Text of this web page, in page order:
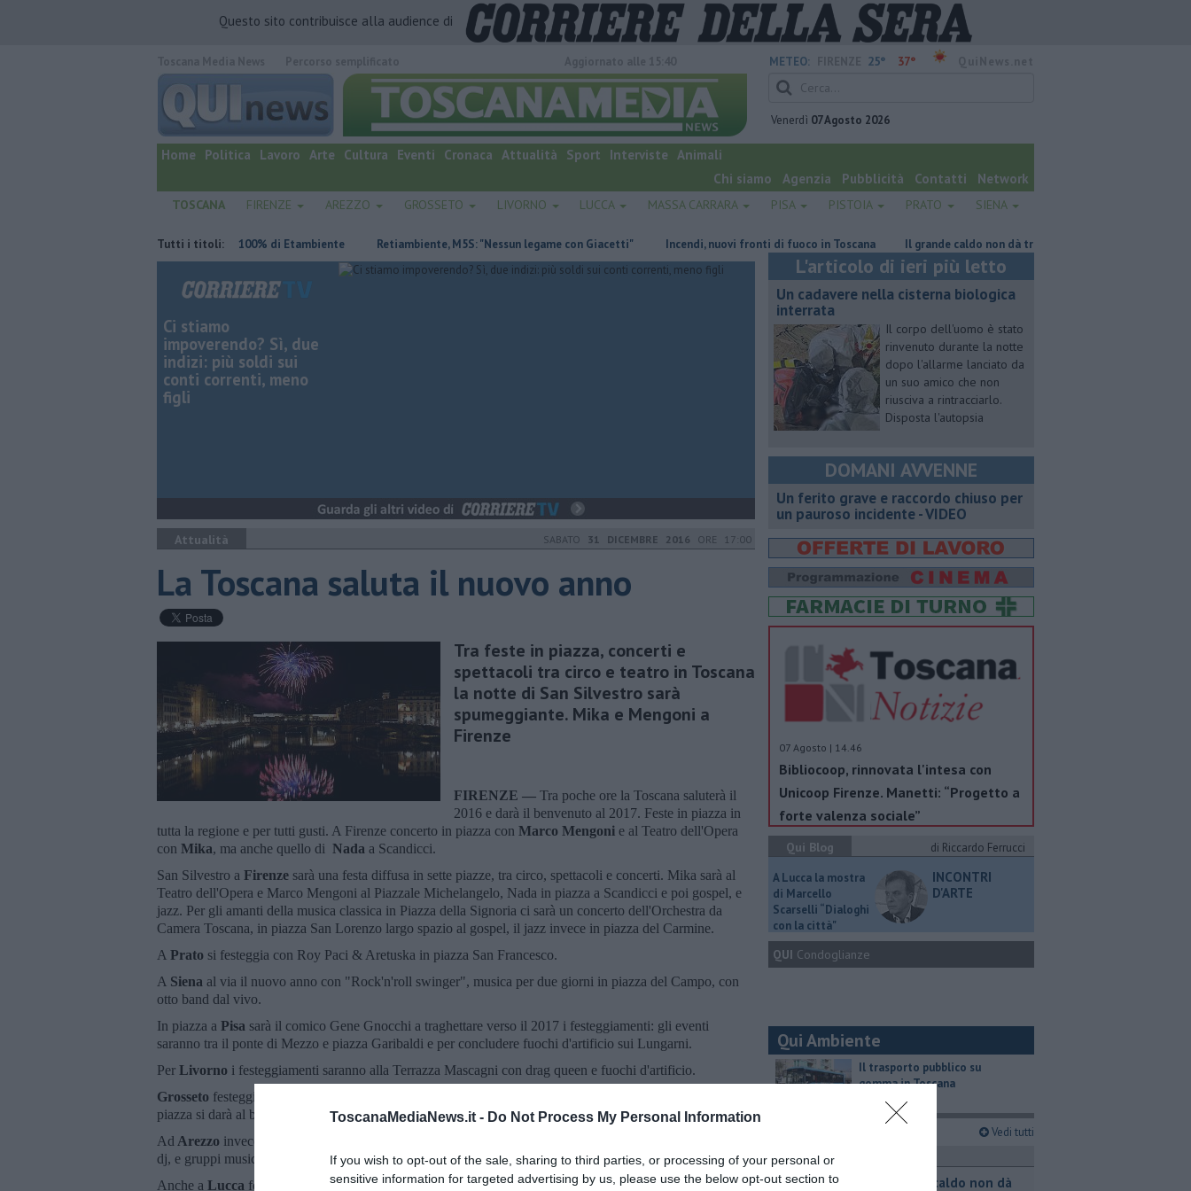
ToscanaMediaNews.it - Do Not Process My Personal Information
If you wish to opt-out of the sale, sharing to third parties, or processing of your personal or
sensitive information for targeted advertising by us, please use the below opt-out section to
Questo sito contribuisce alla audience di
quotidiano online.
METEO: 25° 37°
Venerdì 07 Agosto 2026
Home Politica Lavoro Arte Cultura Eventi Cronaca Attualità Sport Interviste Animali
Chi siamo
Agenzia Pubblicità Contatti Network
TOSCANA FIRENZE AREZZO GROSSETO LIVORNO LUCCA MASSA CARRARA PISA PISTOIA PRATO SIENA
Tutti i titoli:
Iren sale al 100% di Etambiente Retiambiente, M5S: "Nessun legame con Giacetti" Incendi, nuovi fronti di fuoco in Toscana Il grande caldo non dà tregua, fine settimana rovente
Ci stiamo
impoverendo? Sì, due
indizi: più soldi sui
conti correnti, meno
figli
Attualità SABATO 31 DICEMBRE 2016 ORE 17:00
La Toscana saluta il nuovo anno
Tra feste in piazza, concerti e
spettacoli tra circo e teatro in Toscana
la notte di San Silvestro sarà
spumeggiante. Mika e Mengoni a
Firenze
FIRENZE — Tra poche ore la Toscana saluterà il
2016 e darà il benvenuto al 2017. Feste in piazza in
tutta la regione e per tutti gusti. A Firenze concerto in piazza con Marco Mengoni e al Teatro dell'Opera
con Mika, ma anche quello di Nada a Scandicci.
San Silvestro a Firenze sarà una festa diffusa in sette piazze, tra circo, spettacoli e concerti. Mika sarà al
Teatro dell'Opera e Marco Mengoni al Piazzale Michelangelo, Nada in piazza a Scandicci e poi gospel, e
jazz. Per gli amanti della musica classica in Piazza della Signoria ci sarà un concerto dell'Orchestra da
Camera Toscana, in piazza San Lorenzo largo spazio al gospel, il jazz invece in piazza del Carmine.
A Prato si festeggia con Roy Paci & Aretuska in piazza San Francesco.
A Siena al via il nuovo anno con "Rock'n'roll swinger", musica per due giorni in piazza del Campo, con
otto band dal vivo.
In piazza a Pisa sarà il comico Gene Gnocchi a traghettare verso il 2017 i festeggiamenti: gli eventi
saranno tra il ponte di Mezzo e piazza Garibaldi e per concludere fuochi d'artificio sui Lungarni.
Per Livorno i festeggiamenti saranno alla Terrazza Mascagni con drag queen e fuochi d'artificio.
Grosseto festeggia in piazza Dante con il comico Dario Ballantini direttamente da Striscia la notizia, poi la
piazza si darà al ballo con la Movida Band e Contemax.
Ad Arezzo invece concerto al Prato con Boosta dei Subsonica, ma anche con tanti altri gruppi elettronici,
dj, e gruppi musicali.
Anche a Lucca festa in piazza con dj Riccardo Cioni e l'orchestra Forever Seventy in piazza San Martino,
L'articolo di ieri più letto
Un cadavere nella cisterna biologica
interrata
Il corpo dell'uomo è stato
rinvenuto durante la notte
dopo l'allarme lanciato da
un suo amico che non
riusciva a rintracciarlo.
Disposta l'autopsia
DOMANI AVVENNE
Un ferito grave e raccordo chiuso per
un pauroso incidente - VIDEO
07 Agosto | 14.46
Bibliocoop, rinnovata l'intesa con
Unicoop Firenze. Manetti: “Progetto a
forte valenza sociale”
Qui Blog
di Riccardo Ferrucci
A Lucca la mostra
di Marcello
Scarselli “Dialoghi
con la città"
INCONTRI
D'ARTE
QUI Condoglianze
Qui Ambiente
​Il trasporto pubblico su
gomma in Toscana
Vedi tutti
Attualità
Il grande caldo non dà